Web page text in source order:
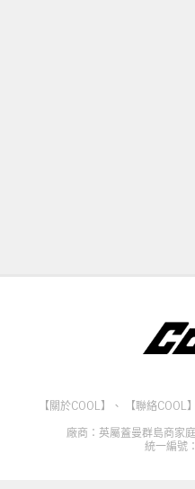
【關於COOL】 、 【聯絡COOL】
廠商：英屬蓋曼群島商家
統一編